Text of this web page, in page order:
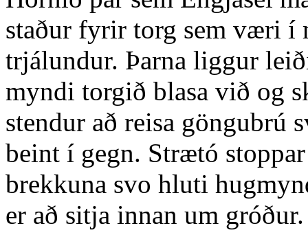
staður fyrir torg sem væri í
trjálundur. Þarna liggur
myndi torgið blasa við og
stendur að reisa göngubrú
beint í gegn. Strætó
brekkuna svo hluti
er að sitja innan um gróður.